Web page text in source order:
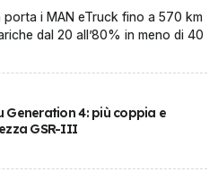
i MAN eTruck fino a 570 km
dal 20 all’80% in meno di 40
Generation 4: più coppia e
GSR-III